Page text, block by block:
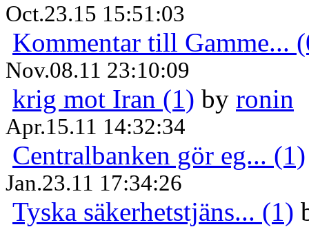
Oct.23.15 15:51:03
Kommentar till Gamme...
Nov.08.11 23:10:09
krig mot Iran (1) by ronin
Apr.15.11 14:32:34
Centralbanken gör eg... (1)
Jan.23.11 17:34:26
Tyska säkerhetstjäns... (1)